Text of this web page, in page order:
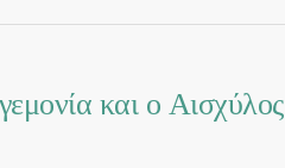
και ο Αισχύλος